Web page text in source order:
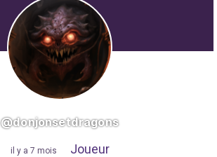
@donjonsetdragons
il y a 7 mois Joueur